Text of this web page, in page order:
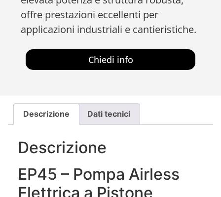
offre prestazioni eccellenti per
applicazioni industriali e cantieristiche.
Chiedi info
Descrizione Dati tecnici
Descrizione
EP45 – Pompa Airless
Elettrica a Pistone